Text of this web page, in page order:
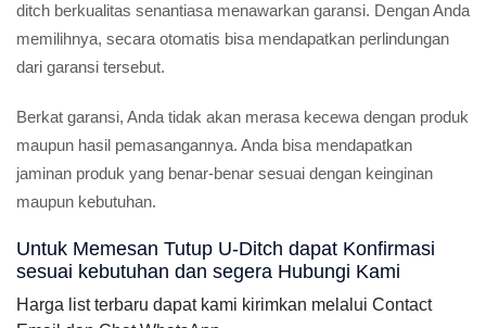
ditch berkualitas senantiasa menawarkan garansi. Dengan Anda
memilihnya, secara otomatis bisa mendapatkan perlindungan
dari garansi tersebut.
Berkat garansi, Anda tidak akan merasa kecewa dengan produk
maupun hasil pemasangannya. Anda bisa mendapatkan
jaminan produk yang benar-benar sesuai dengan keinginan
maupun kebutuhan.
Untuk Memesan Tutup U-Ditch dapat Konfirmasi
sesuai kebutuhan dan segera Hubungi Kami
Harga list terbaru dapat kami kirimkan melalui Contact